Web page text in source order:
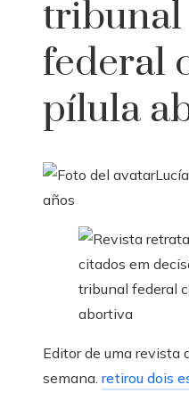
tribunal
federal
pílula
años
Editor de uma revista
semana. retirou dois